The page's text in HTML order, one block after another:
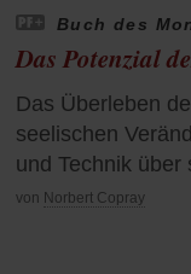
Buch des
Das Potenzial
Das Überleben
seelischen
und Technik über
von Norbert Copray